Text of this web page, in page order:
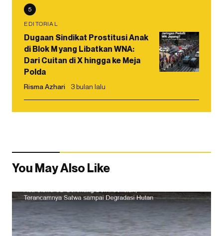
5
EDITORIAL
Dugaan Sindikat Prostitusi Anak
di Blok M yang Libatkan WNA:
Dari Cuitan di X hingga ke Meja
Polda
Risma Azhari 3 bulan lalu
You May Also Like